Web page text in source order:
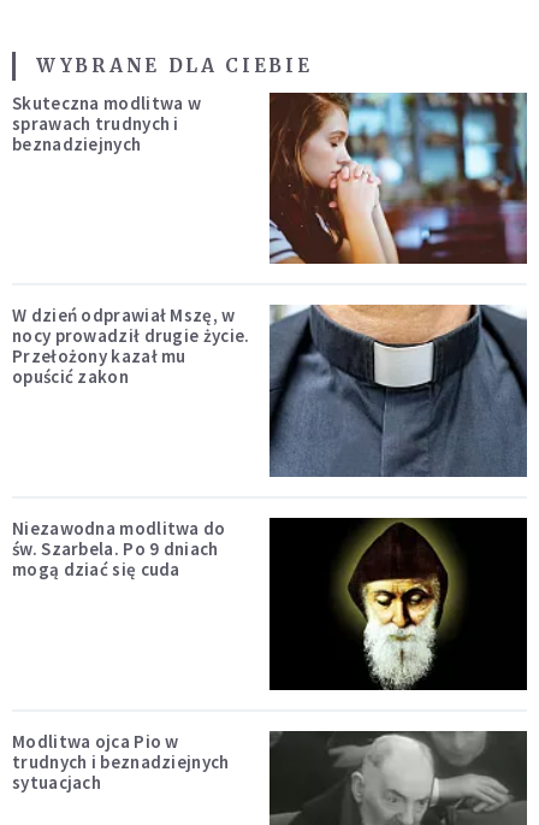
WYBRANE DLA CIEBIE
Skuteczna modlitwa w
sprawach trudnych i
beznadziejnych
W dzień odprawiał Mszę, w
nocy prowadził drugie życie.
Przełożony kazał mu
opuścić zakon
Niezawodna modlitwa do
św. Szarbela. Po 9 dniach
mogą dziać się cuda
Modlitwa ojca Pio w
trudnych i beznadziejnych
sytuacjach